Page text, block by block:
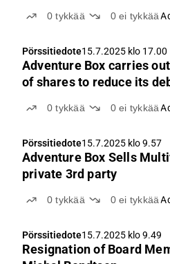
0tykkää 0ei tykkää
Pörssitiedote15.7.2025 klo 17.00
Adventure Box carries
of shares to reduce its
0tykkää 0ei tykkää
Pörssitiedote15.7.2025 klo 9.57
Adventure Box Sells
private 3rd party
0tykkää 0ei tykkää
Pörssitiedote15.7.2025 klo 9.49
Resignation of Board